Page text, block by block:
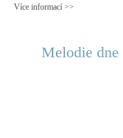
Více informací >>
Melodie dne